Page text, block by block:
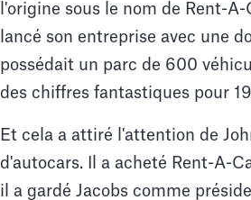
l'origine sous le nom de Rent-
lancé son entreprise avec une
possédait un parc de 600
des chiffres fantastiques pour
Et cela a attiré l'attention de
d'autocars. Il a acheté Rent-A-
il a gardé Jacobs comme